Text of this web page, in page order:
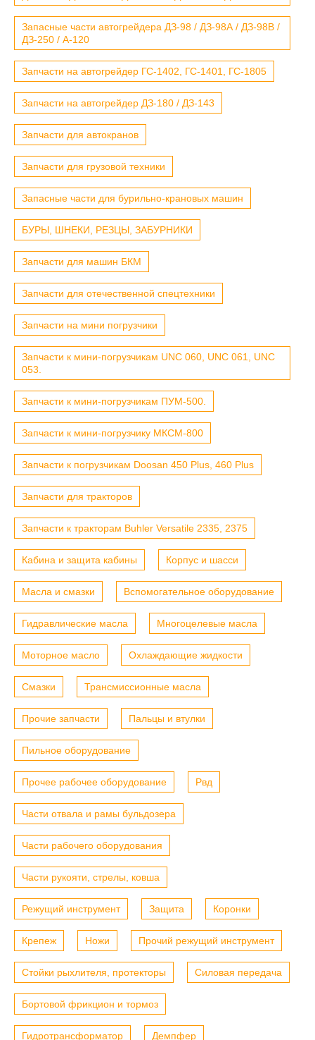
Запасные части автогрейдера ДЗ-98 / ДЗ-98А / ДЗ-98В /
ДЗ-250 / А-120
Запчасти на автогрейдер ГС-1402, ГС-1401, ГС-1805
Запчасти на автогрейдер ДЗ-180 / ДЗ-143
Запчасти для автокранов
Запчасти для грузовой техники
Запасные части для бурильно-крановых машин
БУРЫ, ШНЕКИ, РЕЗЦЫ, ЗАБУРНИКИ
Запчасти для машин БКМ
Запчасти для отечественной спецтехники
Запчасти на мини погрузчики
Запчасти к мини-погрузчикам UNC 060, UNC 061, UNC
053.
Запчасти к мини-погрузчикам ПУМ-500.
Запчасти к мини-погрузчику МКСМ-800
Запчасти к погрузчикам Doosan 450 Plus, 460 Plus
Запчасти для тракторов
Запчасти к тракторам Buhler Versatile 2335, 2375
Кабина и защита кабины Корпус и шасси
Масла и смазки Вспомогательное оборудование
Гидравлические масла Многоцелевые масла
Моторное масло Охлаждающие жидкости
Смазки Трансмиссионные масла
Прочие запчасти Пальцы и втулки
Пильное оборудование
Прочее рабочее оборудование Рвд
Части отвала и рамы бульдозера
Части рабочего оборудования
Части рукояти, стрелы, ковша
Режущий инструмент Защита Коронки
Крепеж Ножи Прочий режущий инструмент
Стойки рыхлителя, протекторы Силовая передача
Бортовой фрикцион и тормоз
Гидротрансформатор Демпфер